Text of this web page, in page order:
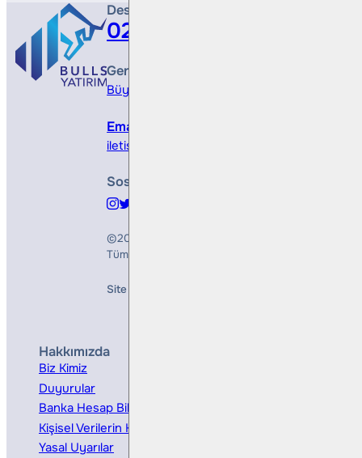
Destek Hattı
0212 410 0500
Genel Müdürlük
Büyükdere Cad. No 173, 1. Levent Plaza, B
Email
iletisim@bullsyatirim.com
Sosyal Medya
©2026
Tüm Hakları Saklıdır
Site Creation & Technology by
Hakkımızda
Biz Kimiz
Duyurular
Banka Hesap Bilgileri
Kişisel Verilerin Korunması
Yasal Uyarılar